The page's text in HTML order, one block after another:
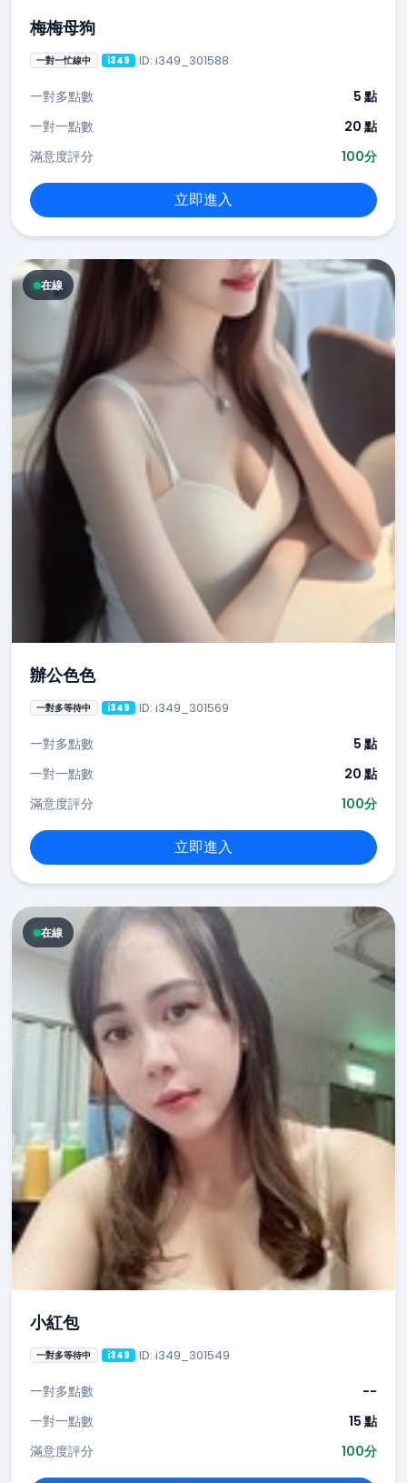
梅梅母狗
一對一忙線中 i349 ID: i349_301588
一對多點數
5 點
一對一點數
20 點
滿意度評分
100分
立即進入
在線
辦公色色
一對多等待中 i349 ID: i349_301569
一對多點數
5 點
一對一點數
20 點
滿意度評分
100分
立即進入
在線
小紅包
一對多等待中 i349 ID: i349_301549
一對多點數
--
一對一點數
15 點
滿意度評分
100分